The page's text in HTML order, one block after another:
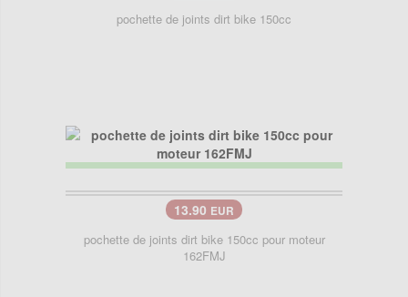
pochette de joints dirt bike 150cc
13.90 EUR
pochette de joints dirt bike 150cc pour moteur
162FMJ